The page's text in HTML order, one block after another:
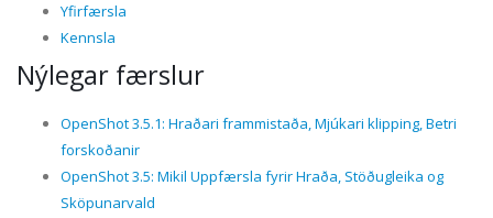
Yfirfærsla
Kennsla
Nýlegar færslur
OpenShot 3.5.1: Hraðari frammistaða, Mjúkari klipping, Betri
forskoðanir
OpenShot 3.5: Mikil Uppfærsla fyrir Hraða, Stöðugleika og
Sköpunarvald